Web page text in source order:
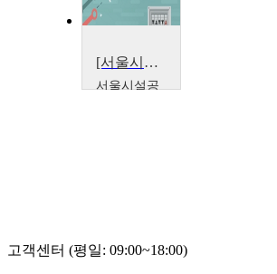
[서울시설공단x서울특별시평생교육진흥원 모두의학교] 일상기술자 프로젝트
서울시설공
고객센터 (평일: 09:00~18:00)